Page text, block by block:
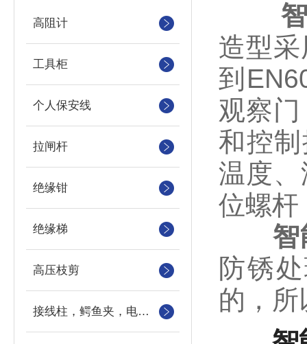
高阻计
工具柜
个人保安线
拉闸杆
绝缘钳
绝缘梯
高压枝剪
接线柱，鳄鱼夹，电力测试钳，测试导线包
造型
到
观察
和控
温度
位螺杆
智能
防锈
的，